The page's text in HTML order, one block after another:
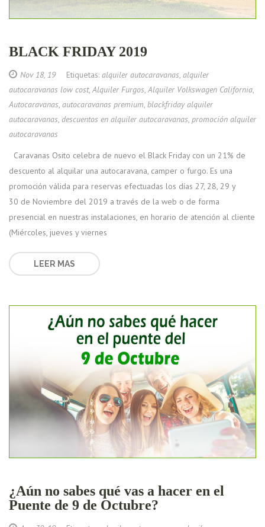
BLACK FRIDAY 2019
Nov 18, 19Etiquetas: alquiler autocaravanas alquiler
autocaravanas low cost, Alquiler Furgos Alquiler Volkswagen California
Autocaravanas autocaravanas premium blackfriday alquiler
autocaravanas descuentos en alquiler autocaravanas promoción alquiler
autocaravanas
Caravanas Osito celebra de nuevo el Black Friday con un 21% de
descuento al alquilar una autocaravana, camper o furgo. Es una
promoción válida para reservas efectuadas los días 27, 28, 29 y
30 de Noviembre del 2019 a través de la web o de forma
presencial en nuestras instalaciones, en horario de atención al cliente
(Miércoles, jueves y viernes
LEER MAS
¿Aún no sabes qué vas a hacer en el
Puente de 9 de Octubre?